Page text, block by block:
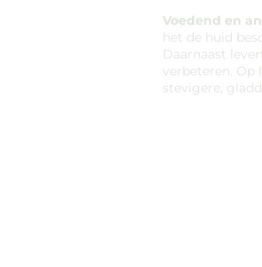
Voedend en
het de huid
Daarnaast
verbeteren. Op
stevigere,